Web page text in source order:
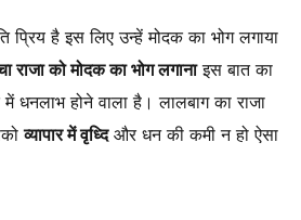
प्रिय है इस लिए उन्हें मोदक का भोग लगाया
राजा को मोदक का भोग लगानाइस बात का
धनलाभ होने वाला है। लालबाग का राजा
व्यापार में वृध्दिऔर धन की कमी न हो ऐसा